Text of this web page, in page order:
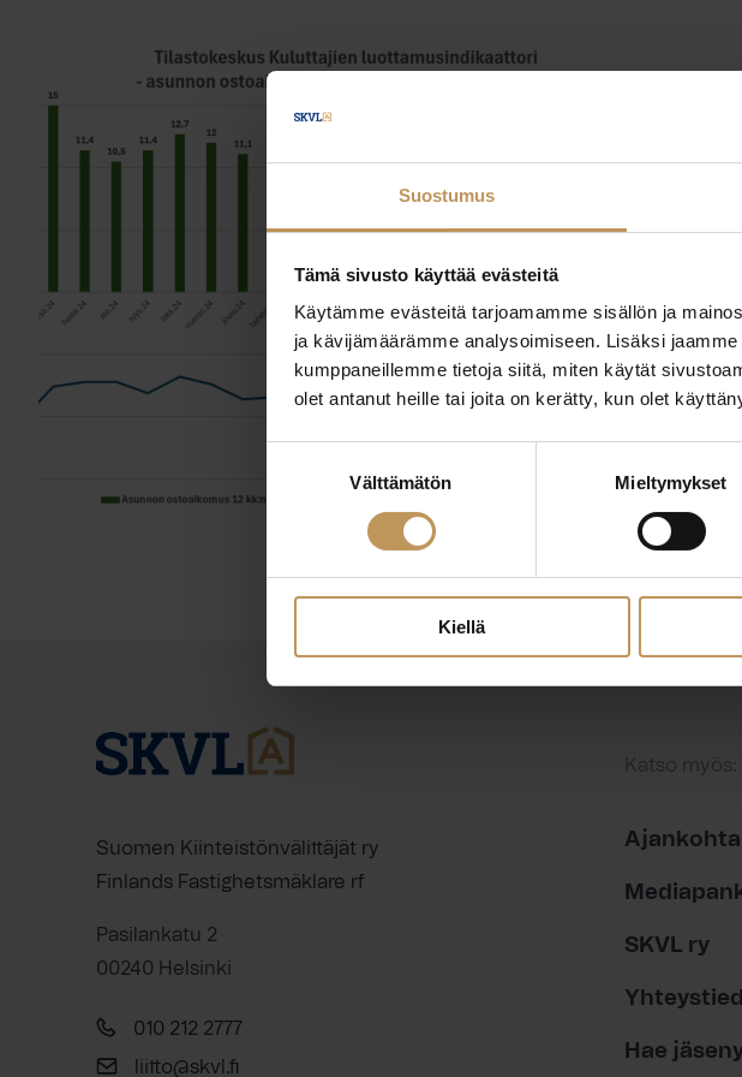
Suostumus
Tämä sivusto käyttää evästeitä
Käytämme evästeitä tarjoamamme sisällön ja
ja kävijämäärämme analysoimiseen. Lisäksi
kumppaneillemme tietoja siitä, miten käytät
olet antanut heille tai joita on kerätty, kun olet
Välttämätön Mieltymykset
Kiellä
Suomen Kiinteistönvälittäjät ry
Finlands Fastighetsmäklare rf
Pasilankatu 2
00240 Helsinki
010 212 2777
liitto@skvl.fi
Katso myös:
SKVL ry
Hae